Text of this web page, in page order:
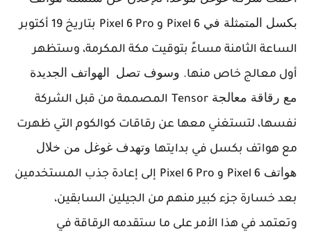
بكسل المتمثلة في Pixel 6 و Pixel 6 Pro
بتاريخ 19 أكتوبر
الساعة الثامنة مساءً بتوقيت مكة المكرمة، وستظهر
أول معالج خاص منها. وسوف تصل
الهواتف الجديدة
مع رقاقة معالجة Tensor المصممة من قبل الشركة
نفسها، لتستغني معها عن رقاقات كوالكوم التي ظهرت
مع هواتف بكسل في بدايتها وتهدف غوغل من خلال
هواتف Pixel 6 و Pixel 6 Pro إلى إعادة جذب المستخدمين
بعد خسارة جزء كبير منهم من الجيلين السابقين،
وتعتمد في هذا الأمر على ما ستقدمه الرقاقة في